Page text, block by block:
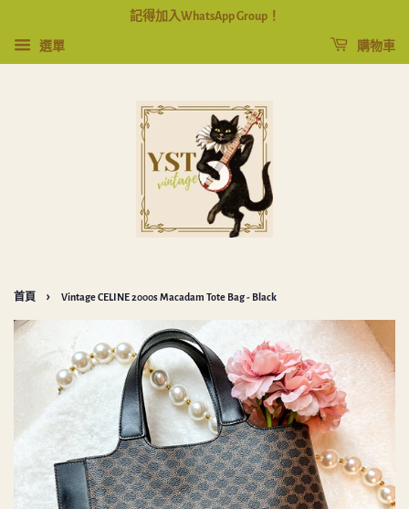
記得加入WhatsApp Group！
選單 購物車
首頁 › Vintage CELINE 2000s Macadam Tote Bag - Black